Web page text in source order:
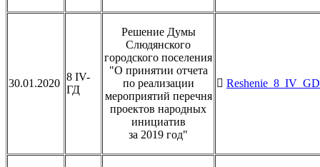
30.01.2020
8 IV-
ГД
Решение Думы
Слюдянского
городского поселения
"О принятии отчета
по реализации
мероприятий перечня
проектов народных
инициатив
за 2019 год"